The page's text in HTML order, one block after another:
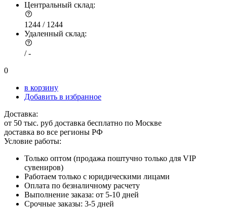
Центральный склад:
1244 / 1244
Удаленный склад:
/-
0
в корзину
Добавить в избранное
Доставка:
от 50 тыс. руб доставка бесплатно по Москве
доставка во все регионы РФ
Условие работы:
Только оптом (продажа поштучно только для VIP
сувениров)
Работаем только с юридическими лицами
Оплата по безналичному расчету
Выполнение заказа: от 5-10 дней
Срочные заказы: 3-5 дней